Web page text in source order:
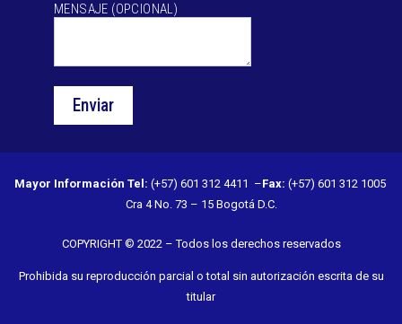
MENSAJE (OPCIONAL)
Mayor Información Tel: (+57) 601 312 4411 –Fax: (+57) 601 312 1005
Cra 4 No. 73 – 15 Bogotá D.C.
COPYRIGHT © 2022 – Todos los derechos reservados
Prohibida su reproducción parcial o total sin autorización escrita de su
titular